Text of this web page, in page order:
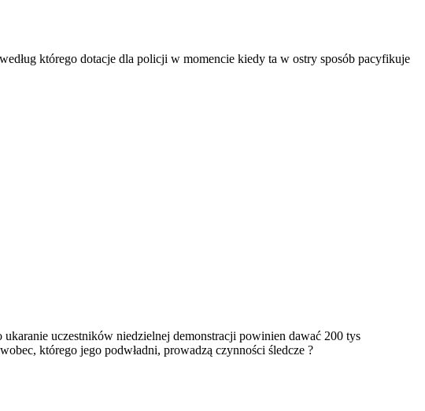
którego dotacje dla policji w momencie kiedy ta w ostry sposób pacyfikuje
uczestników niedzielnej demonstracji powinien dawać 200 tys
którego jego podwładni, prowadzą czynności śledcze ?